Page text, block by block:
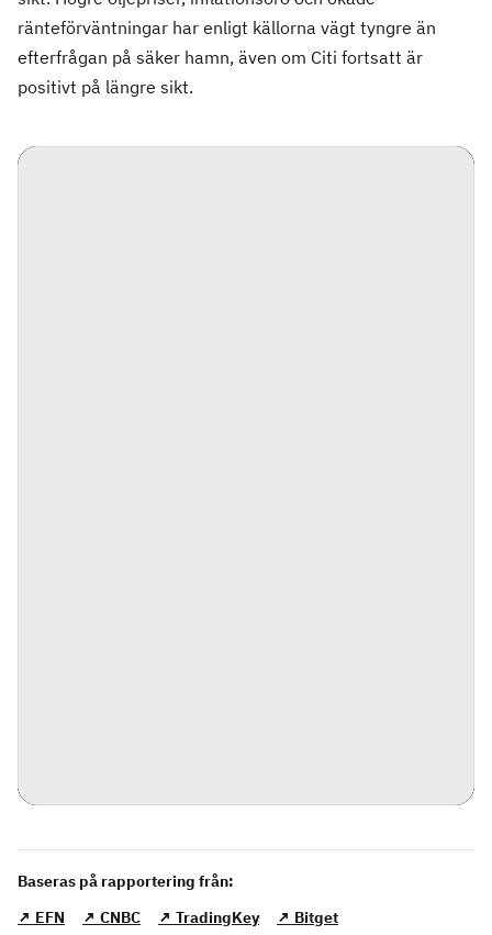
ränteförväntningar har enligt källorna vägt tyngre än
efterfrågan på säker hamn, även om Citi fortsatt är
positivt på längre sikt.
Baseras på rapportering från:
↗ EFN
↗ CNBC ↗ TradingKey ↗ Bitget